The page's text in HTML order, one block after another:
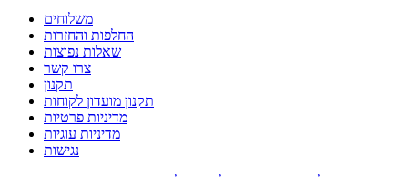
משלוחים
החלפות והחזרות
שאלות נפוצות
צרו קשר
תקנון
תקנון מועדון לקוחות
מדיניות פרטיות
מדיניות עוגיות
נגישות